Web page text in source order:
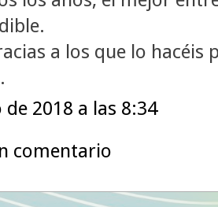
a los que lo hacéis
de 2018 a las 8:34
comentario